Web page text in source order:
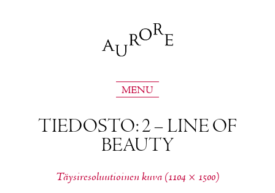
MENU
TIE­DOS­TO: 2 – LI­NE OF
BEAU­TY
Täy­si­re­so­luu­tioi­nen ku­va (1104 × 1500)